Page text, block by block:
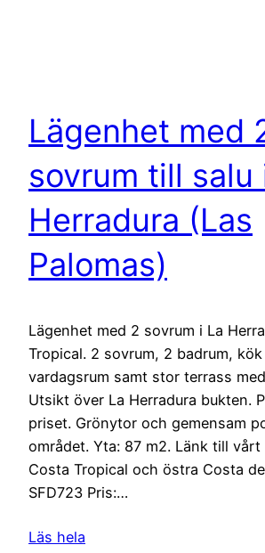
Lägenhet med
sovrum till salu
Herradura (Las
Palomas)
Lägenhet med 2 sovrum i La
Tropical. 2 sovrum, 2 badrum,
vardagsrum samt stor terrass
Utsikt över La Herradura bukten.
priset. Grönytor och gemensam
området. Yta: 87 m2. Länk till
Costa Tropical och östra Costa
SFD723 Pris:…
Läs hela